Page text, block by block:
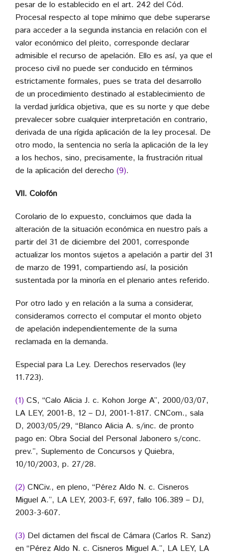
pesar de lo establecido en el art. 242 del Cód.
Procesal respecto al tope mínimo que debe superarse
para acceder a la segunda instancia en relación con el
valor económico del pleito, corresponde declarar
admisible el recurso de apelación. Ello es así, ya que el
proceso civil no puede ser conducido en términos
estrictamente formales, pues se trata del desarrollo
de un procedimiento destinado al establecimiento de
la verdad jurídica objetiva, que es su norte y que debe
prevalecer sobre cualquier interpretación en contrario,
derivada de una rígida aplicación de la ley procesal. De
otro modo, la sentencia no sería la aplicación de la ley
a los hechos, sino, precisamente, la frustración ritual
de la aplicación del derecho (9).
VII. Colofón
Corolario de lo expuesto, concluimos que dada la
alteración de la situación económica en nuestro país a
partir del 31 de diciembre del 2001, corresponde
actualizar los montos sujetos a apelación a partir del 31
de marzo de 1991, compartiendo así, la posición
sustentada por la minoría en el plenario antes referido.
Por otro lado y en relación a la suma a considerar,
consideramos correcto el computar el monto objeto
de apelación independientemente de la suma
reclamada en la demanda.
Especial para La Ley. Derechos reservados (ley
11.723).
(1) CS, “Calo Alicia J. c. Kohon Jorge A”, 2000/03/07,
LA LEY, 2001-B, 12 – DJ, 2001-1-817. CNCom., sala
D, 2003/05/29, “Blanco Alicia A. s/inc. de pronto
pago en: Obra Social del Personal Jabonero s/conc.
prev.”, Suplemento de Concursos y Quiebra,
10/10/2003, p. 27/28.
(2) CNCiv., en pleno, “Pérez Aldo N. c. Cisneros
Miguel A.”, LA LEY, 2003-F, 697, fallo 106.389 – DJ,
2003-3-607.
(3) Del dictamen del fiscal de Cámara (Carlos R. Sanz)
en “Pérez Aldo N. c. Cisneros Miguel A.”, LA LEY, LA